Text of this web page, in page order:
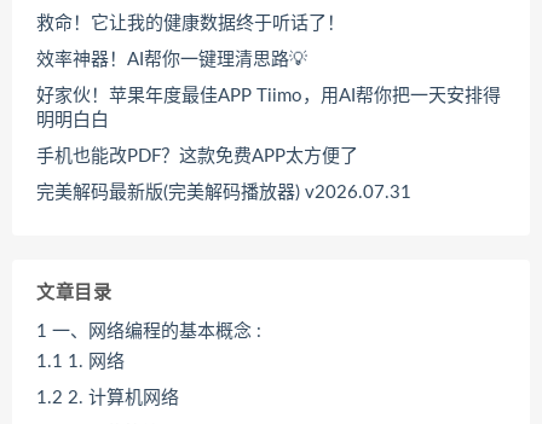
救命！它让我的健康数据终于听话了！
效率神器！AI帮你一键理清思路💡
好家伙！苹果年度最佳APP Tiimo，用AI帮你把一天安排得
明明白白
手机也能改PDF？这款免费APP太方便了
完美解码最新版(完美解码播放器) v2026.07.31
文章目录
1 一、网络编程的基本概念 :
1.1 1. 网络
1.2 2. 计算机网络